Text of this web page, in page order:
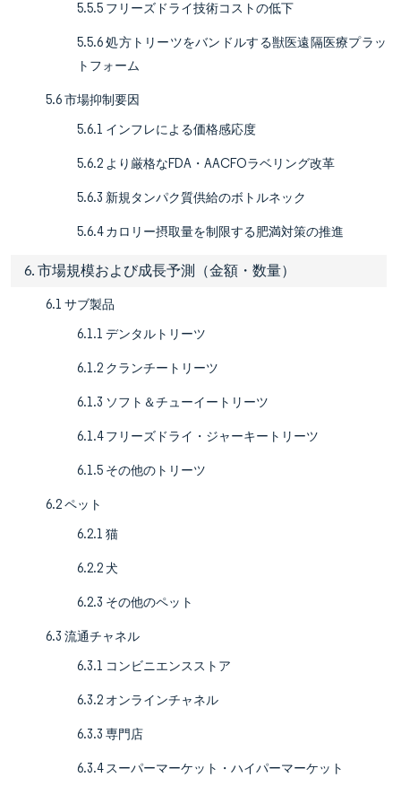
5.5.5 フリーズドライ技術コストの低下
5.5.6 処方トリーツをバンドルする獣医遠隔医療プラッ
トフォーム
5.6 市場抑制要因
5.6.1 インフレによる価格感応度
5.6.2 より厳格なFDA・AACFOラベリング改革
5.6.3 新規タンパク質供給のボトルネック
5.6.4 カロリー摂取量を制限する肥満対策の推進
6. 市場規模および成長予測（金額・数量）
6.1 サブ製品
6.1.1 デンタルトリーツ
6.1.2 クランチートリーツ
6.1.3 ソフト＆チューイートリーツ
6.1.4 フリーズドライ・ジャーキートリーツ
6.1.5 その他のトリーツ
6.2 ペット
6.2.1 猫
6.2.2 犬
6.2.3 その他のペット
6.3 流通チャネル
6.3.1 コンビニエンスストア
6.3.2 オンラインチャネル
6.3.3 専門店
6.3.4 スーパーマーケット・ハイパーマーケット